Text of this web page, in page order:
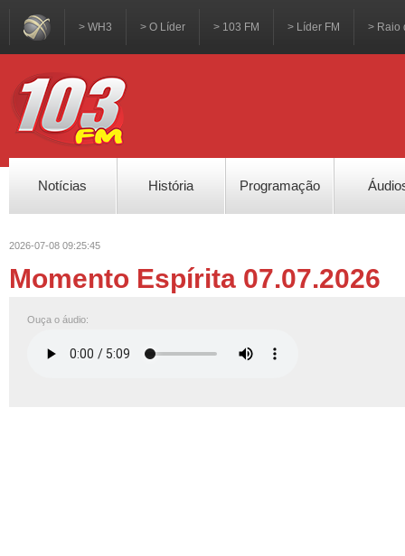
> WH3 > O Líder > 103 FM > Líder FM > Raio
Notícias História Programação
2026-07-08 09:25:45
Momento Espírita 07.07.2026
Ouça o áudio: